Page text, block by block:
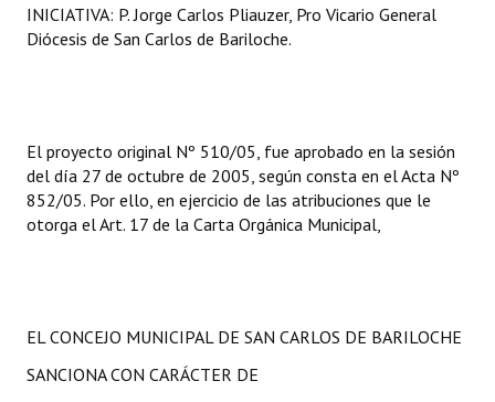
INICIATIVA: P. Jorge Carlos Pliauzer, Pro Vicario General
Diócesis de San Carlos de Bariloche.
El proyecto original Nº 510/05, fue aprobado en la sesión
del día 27 de octubre de 2005, según consta en el Acta Nº
852/05. Por ello, en ejercicio de las atribuciones que le
otorga el Art. 17 de la Carta Orgánica Municipal,
EL CONCEJO MUNICIPAL DE SAN CARLOS DE BARILOCHE
SANCIONA CON CARÁCTER DE